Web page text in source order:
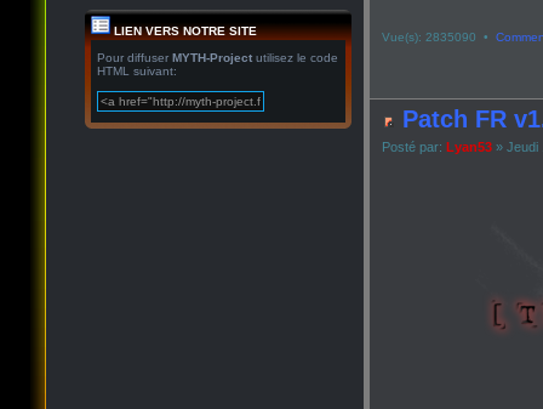
LIEN VERS NOTRE SITE
Pour diffuser MYTH-Project utilisez le code
HTML suivant:
Vue(s): 2835090 •
Patch FR
Posté par: Lyan53 » Jeudi